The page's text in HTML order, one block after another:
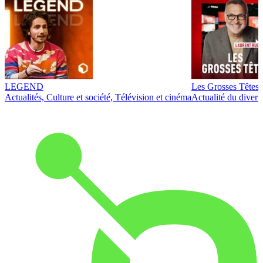
LEGEND
Actualités, Culture et société, Télévision et cinéma
Les Grosses Têtes
Actualité du